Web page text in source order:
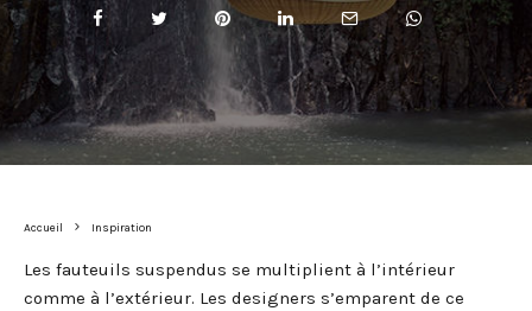
Accueil Inspiration
Les fauteuils suspendus se multiplient à l’intérieur
comme à l’extérieur. Les designers s’emparent de ce